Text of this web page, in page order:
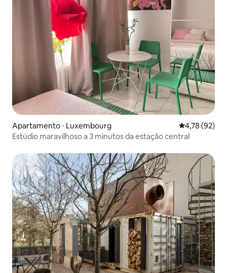
Apartamento ⋅ Luxembourg 4,78 de uma
4,78 (92)
Estúdio maravilhoso a 3 minutos da estação central